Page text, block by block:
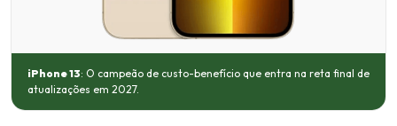
iPhone 13: O campeão de custo-benefício que entra na reta final de
atualizações em 2027.